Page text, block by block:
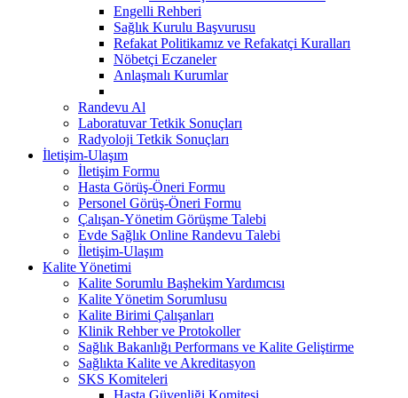
Engelli Rehberi
Sağlık Kurulu Başvurusu
Refakat Politikamız ve Refakatçi Kuralları
Nöbetçi Eczaneler
Anlaşmalı Kurumlar
Randevu Al
Laboratuvar Tetkik Sonuçları
Radyoloji Tetkik Sonuçları
İletişim-Ulaşım
İletişim Formu
Hasta Görüş-Öneri Formu
Personel Görüş-Öneri Formu
Çalışan-Yönetim Görüşme Talebi
Evde Sağlık Online Randevu Talebi
İletişim-Ulaşım
Kalite Yönetimi
Kalite Sorumlu Başhekim Yardımcısı
Kalite Yönetim Sorumlusu
Kalite Birimi Çalışanları
Klinik Rehber ve Protokoller
Sağlık Bakanlığı Performans ve Kalite Geliştirme
Sağlıkta Kalite ve Akreditasyon
SKS Komiteleri
Hasta Güvenliği Komitesi